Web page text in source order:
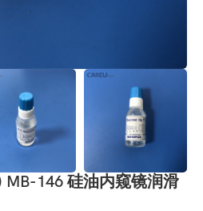
MB-146 硅油内窥镜润滑